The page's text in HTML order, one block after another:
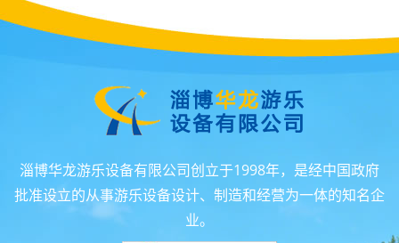
淄博华龙游乐设备有限公司创立于1998年，是经中国政府
批准设立的从事游乐设备设计、制造和经营为一体的知名企
业。